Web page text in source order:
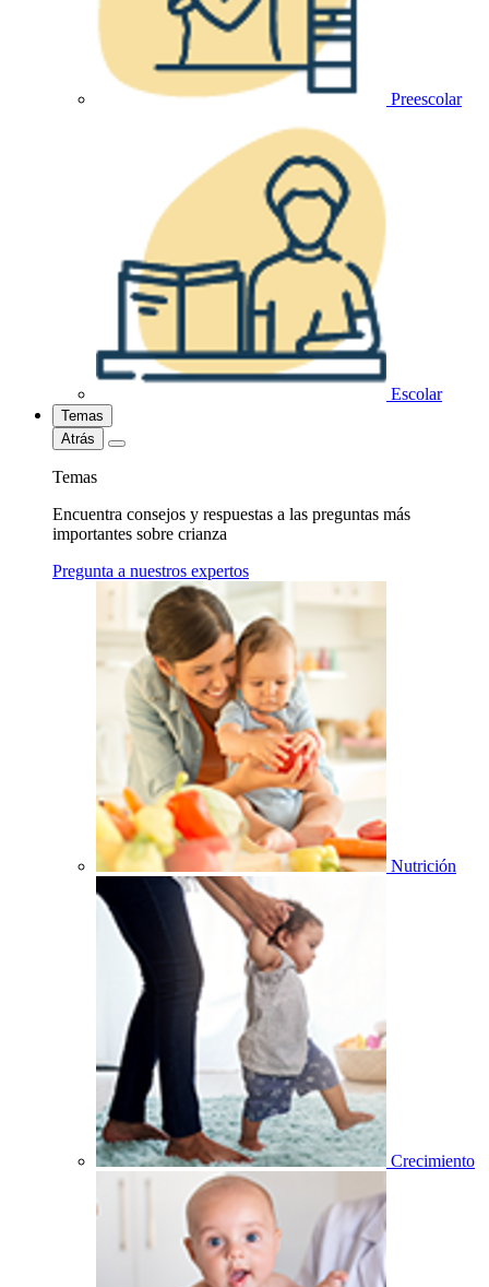
Preescolar
Escolar
Temas
Atrás
Temas
Encuentra consejos y respuestas a las preguntas más
importantes sobre crianza
Pregunta a nuestros expertos
Nutrición
Crecimiento